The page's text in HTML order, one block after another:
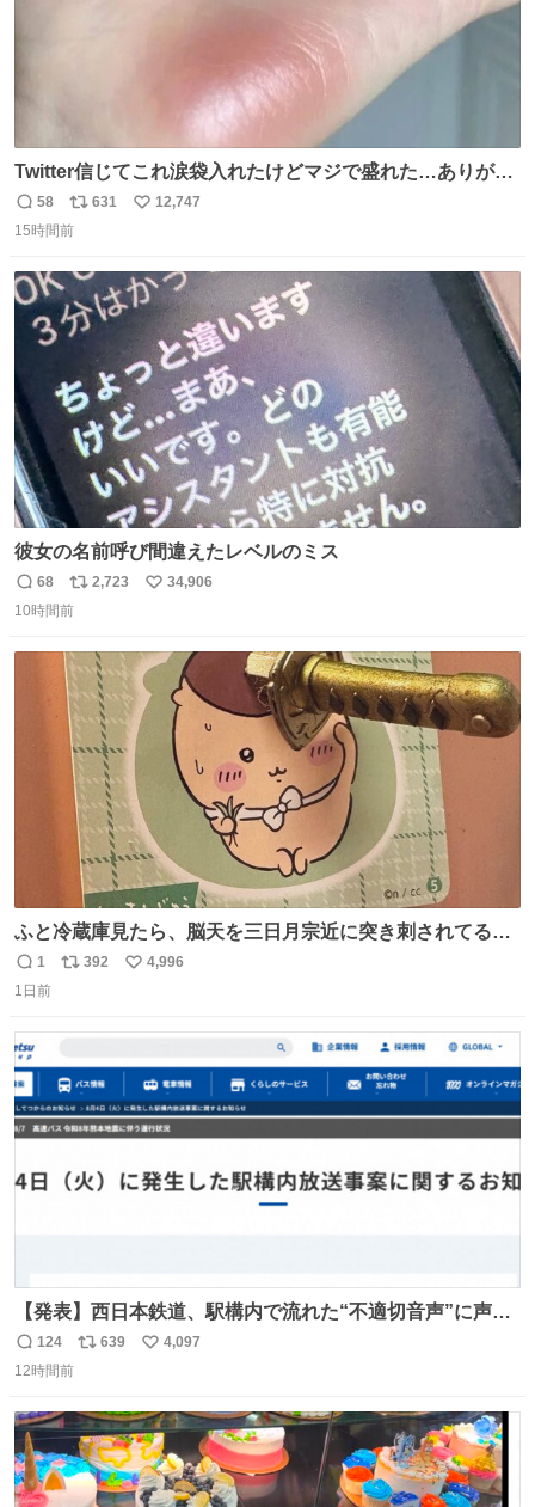
Twitter信じてこれ涙袋入れたけどマジで盛れた…ありがと
う…
返
信
58
リ
ポ
ト
数
631
い
数
12,747
15時間前
彼女の名前呼び間違えたレベルのミス
返
信
68
リ
ポ
ト
数
2,723
い
数
34,906
10時間前
ふと冷蔵庫見たら、脳天を三日月宗近に突き刺されてるく
りまんじゅうパイセンが
返
信
1
リ
数
392
い
4,996
1日前
【発表】西日本鉄道、駅構内で流れた“不適切音声”に声明
「被害届も検討」 news.livedoor.com/article/detail… 4日
に西鉄福岡（天神）駅および薬院駅で発生した駅構内放送
送設備に外部から不正に音声が流された可能性も含めて確
認を実施」と説明した。
返
信
124
リ
ト
数
639
い
数
4,097
12時間前